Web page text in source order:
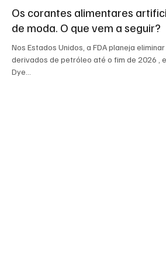
Os corantes alimentares
de moda. O que vem a seguir?
Nos Estados Unidos, a FDA planeja
derivados de petróleo até o fim de 2026 ,
Dye...